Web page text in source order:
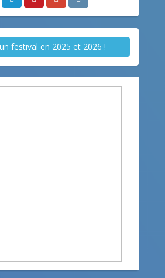
festival en 2025 et 2026 !